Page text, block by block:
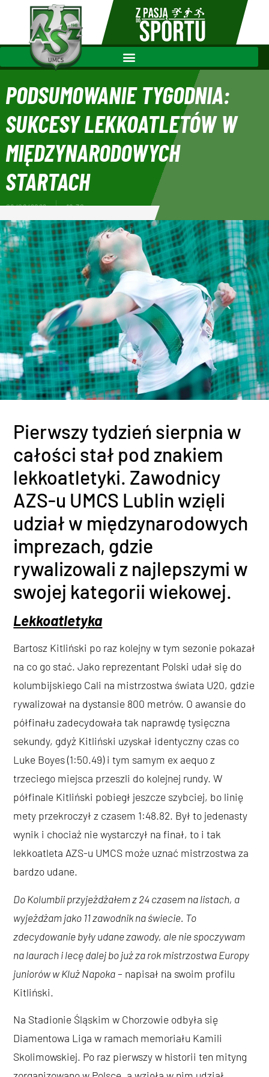
PODSUMOWANIE TYGODNIA:
SUKCESY LEKKOATLETÓW W
MIĘDZYNARODOWYCH
STARTACH
08/08/2022 18:30
Pierwszy tydzień sierpnia w
całości stał pod znakiem
lekkoatletyki. Zawodnicy
AZS-u UMCS Lublin wzięli
udział w międzynarodowych
imprezach, gdzie
rywalizowali z najlepszymi w
swojej kategorii wiekowej.
Lekkoatletyka
Bartosz Kitliński po raz kolejny w tym sezonie pokazał
na co go stać. Jako reprezentant Polski udał się do
kolumbijskiego Cali na mistrzostwa świata U20, gdzie
rywalizował na dystansie 800 metrów. O awansie do
półfinału zadecydowała tak naprawdę tysięczna
sekundy, gdyż Kitliński uzyskał identyczny czas co
Luke Boyes (1:50.49) i tym samym ex aequo z
trzeciego miejsca przeszli do kolejnej rundy. W
półfinale Kitliński pobiegł jeszcze szybciej, bo linię
mety przekroczył z czasem 1:48.82. Był to jedenasty
wynik i chociaż nie wystarczył na finał, to i tak
lekkoatleta AZS-u UMCS może uznać mistrzostwa za
bardzo udane.
Do Kolumbii przyjeżdżałem z 24 czasem na listach, a
wyjeżdżam jako 11 zawodnik na świecie. To
zdecydowanie były udane zawody, ale nie spoczywam
na laurach i lecę dalej bo już za rok mistrzostwa Europy
juniorów w Kluż Napoka– napisał na swoim profilu
Kitliński.
Na Stadionie Śląskim w Chorzowie odbyła się
Diamentowa Liga w ramach memoriału Kamili
Skolimowskiej. Po raz pierwszy w historii ten mityng